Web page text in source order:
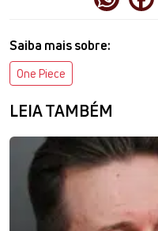
Saiba mais sobre:
One Piece
LEIA TAMBÉM